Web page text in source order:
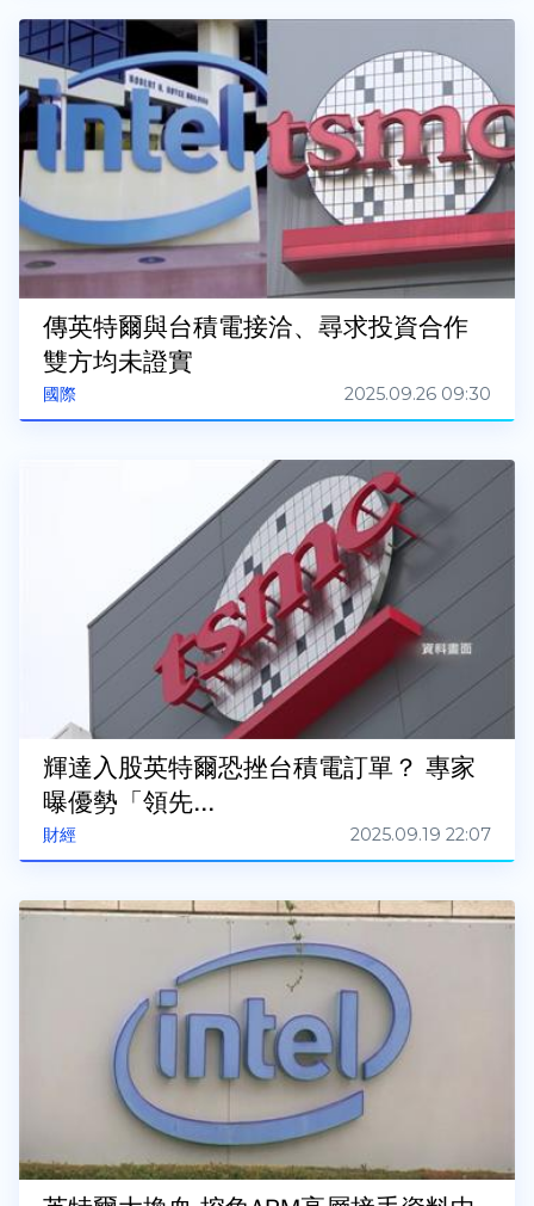
國際
傳英特爾與台積電接洽、尋求投資合作
雙方均未證實
2025.09.26 09:30
財經
輝達入股英特爾恐挫台積電訂單？ 專家
曝優勢「領先...
2025.09.19 22:07